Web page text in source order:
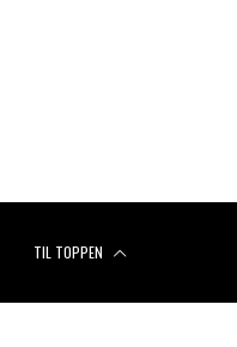
TIL TOPPEN